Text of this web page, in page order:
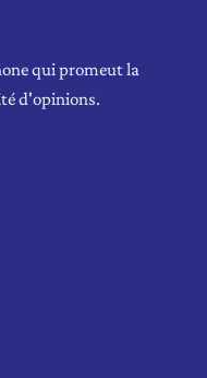
qui promeut la
d'opinions.